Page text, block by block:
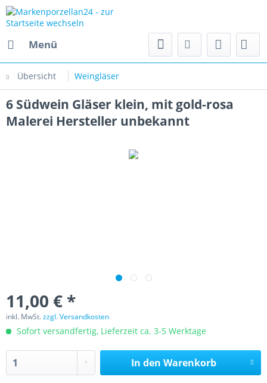
Menü
Übersicht Weingläser
6 Südwein Gläser klein, mit gold-rosa
Malerei Hersteller unbekannt
11,00 € *
inkl. MwSt.zzgl. Versandkosten
Sofort versandfertig, Lieferzeit ca. 3-5 Werktage
In den Warenkorb